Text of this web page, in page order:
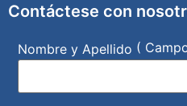
Contáctese con
Nombre y Apellido (